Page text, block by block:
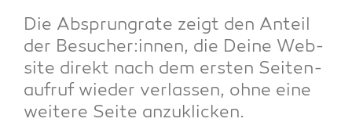
Die Absprungra­te zeigt den Anteil
der Besucher:innen, die Dei­ne Web­
site direkt nach dem ers­ten Sei­ten­
auf­ruf wie­der ver­las­sen, ohne eine
wei­te­re Sei­te anzuklicken.